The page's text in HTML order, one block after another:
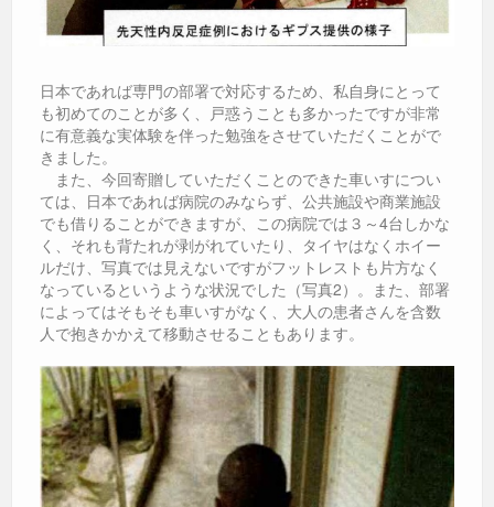
日本であれば専門の部署で対応するため、私自身にとって
も初めてのことが多く、戸惑うことも多かったですが非常
に有意義な実体験を伴った勉強をさせていただくことがで
きました。
また、今回寄贈していただくことのできた車いすについ
ては、日本であれば病院のみならず、公共施設や商業施設
でも借りることができますが、この病院では３～4台しかな
く、それも背たれが剥がれていたり、タイヤはなくホイー
ルだけ、写真では見えないですがフットレストも片方なく
なっているというような状況でした（写真2）。また、部署
によってはそもそも車いすがなく、大人の患者さんを含数
人で抱きかかえて移動させることもあります。